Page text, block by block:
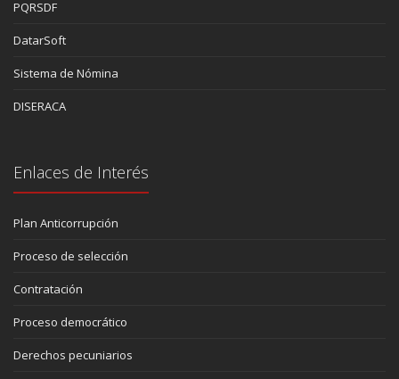
PQRSDF
DatarSoft
Sistema de Nómina
DISERACA
Enlaces de Interés
Plan Anticorrupción
Proceso de selección
Contratación
Proceso democrático
Derechos pecuniarios